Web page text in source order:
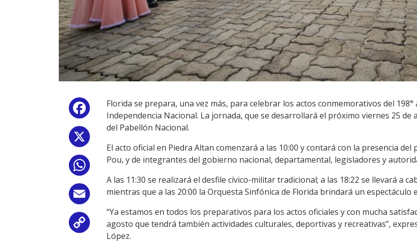
Facebook
WhatsApp
Email
Copy
Florida se prepara, una vez más, para celebrar los actos conmemorativos del
Independencia Nacional. La jornada, que se desarrollará el próximo viernes 25 de
del Pabellón Nacional.
El acto oficial en Piedra Altan comenzará a las 10:00 y contará con la presencia del
Pou, y de integrantes del gobierno nacional, departamental, legisladores y
A las 11:30 se realizará el desfile cívico-militar tradicional; a las 18:22 se llevará a
mientras que a las 20:00 la Orquesta Sinfónica de Florida brindará un espectáculo
“Ya estamos en todos los preparativos para los actos oficiales y con mucha
agosto que tendrá también actividades culturales, deportivas y recreativas”,
López.